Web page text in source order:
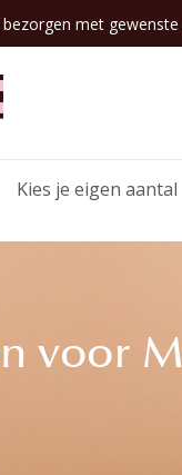
met
Kies je eigen aantal
voor